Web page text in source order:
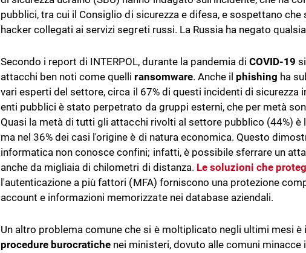
pubblici, tra cui il Consiglio di sicurezza e difesa, e sospettano
hacker collegati ai servizi segreti russi. La Russia ha negato
Secondo i report di INTERPOL, durante la pandemia di COVID-19
attacchi ben noti come quelli ransomware. Anche il phishing ha
vari esperti del settore, circa il 67% di questi incidenti di
enti pubblici è stato perpetrato da gruppi esterni, che per metà
Quasi la metà di tutti gli attacchi rivolti al settore pubblico (44%)
ma nel 36% dei casi l'origine è di natura economica. Questo
informatica non conosce confini; infatti, è possibile sferrare un
anche da migliaia di chilometri di distanza. Le soluzioni che
l'autenticazione a più fattori (MFA) forniscono una protezione
account e informazioni memorizzate nei database aziendali.
Un altro problema comune che si è moltiplicato negli ultimi mesi è il
procedure burocratiche nei ministeri, dovuto alle comuni